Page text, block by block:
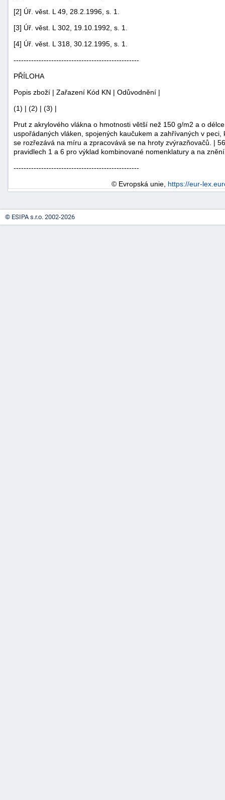
[2] Úř. věst. L 49, 28.2.1996, s. 1.
[3] Úř. věst. L 302, 19.10.1992, s. 1.
[4] Úř. věst. L 318, 30.12.1995, s. 1.
--------------------------------------------------
PŘÍLOHA
Popis zboží | Zařazení Kód KN | Odůvodnění |
(1) | (2) | (3) |
Prut z akrylového vlákna o hmotnosti větší než 150 g/m2 a o
uspořádaných vláken, spojených kaučukem a zahřívaných v
se rozřezává na míru a zpracovává se na hroty zvýrazňovačů. |
pravidlech 1 a 6 pro výklad kombinované nomenklatury a na
--------------------------------------------------
© Evropská unie, https://eur-
"náhradě
škod"
© ESIPA s.r.o. 2002-2026